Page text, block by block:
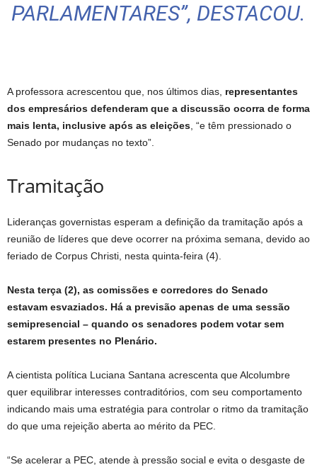
PARLAMENTARES”, DESTACOU.
A professora acrescentou que, nos últimos dias, representantes
dos empresários defenderam que a discussão ocorra de forma
mais lenta, inclusive após as eleições , “e têm pressionado o
Senado por mudanças no texto”.
Tramitação
Lideranças governistas esperam a definição da tramitação após a
reunião de líderes que deve ocorrer na próxima semana, devido ao
feriado de Corpus Christi, nesta quinta-feira (4).
Nesta terça (2), as comissões e corredores do Senado
estavam esvaziados. Há a previsão apenas de uma sessão
semipresencial – quando os senadores podem votar sem
estarem presentes no Plenário.
A cientista política Luciana Santana acrescenta que Alcolumbre
quer equilibrar interesses contraditórios, com seu comportamento
indicando mais uma estratégia para controlar o ritmo da tramitação
do que uma rejeição aberta ao mérito da PEC.
“Se acelerar a PEC, atende à pressão social e evita o desgaste de